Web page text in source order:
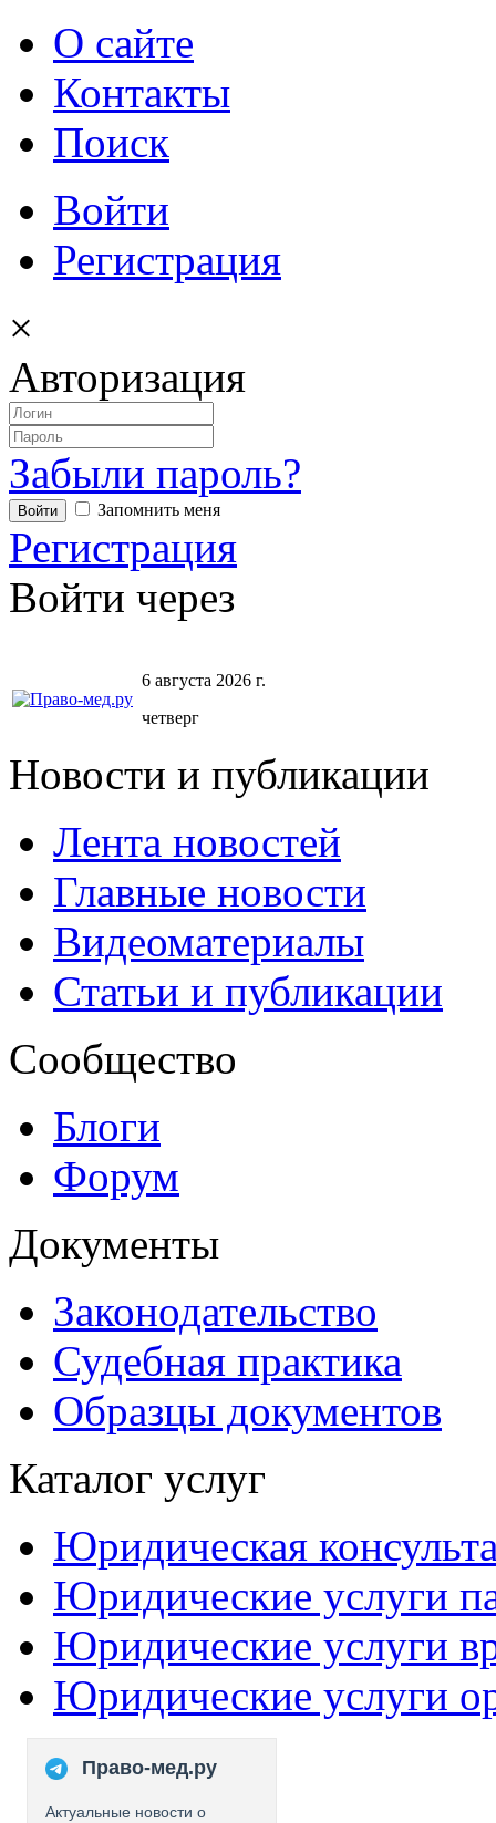
О сайте
Контакты
Поиск
Войти
Регистрация
×
Авторизация
Забыли пароль?
Запомнить меня
Регистрация
Войти через
6 августа 2026 г.
четверг
Новости и публикации
Лента новостей
Главные новости
Видеоматериалы
Статьи и публикации
Сообщество
Блоги
Форум
Документы
Законодательство
Судебная практика
Образцы документов
Каталог услуг
Юридическая
Юридические услуги
Юридические услуги
Юридические услуги
Право-мед.ру
Актуальные новости о